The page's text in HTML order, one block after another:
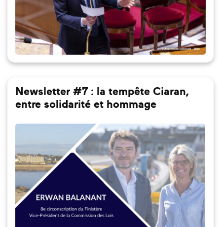
Newsletter #7 : la tempête Ciaran,
entre solidarité et hommage